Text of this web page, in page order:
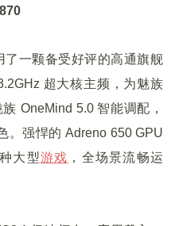
一颗备受好评的高通旗舰
超大核主频，为魅族
OneMind 5.0 智能调配，
。强悍的 Adreno 650 GPU
大型游戏 ，全场景流畅运